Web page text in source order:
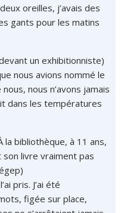
oreilles, j’avais des
gants pour les matins
un exhibitionniste)
nous avions nommé le
nous n’avons jamais
dans les températures
la bibliothèque, à 11 ans,
livre vraiment pas
pris. J’ai été
figée sur place,